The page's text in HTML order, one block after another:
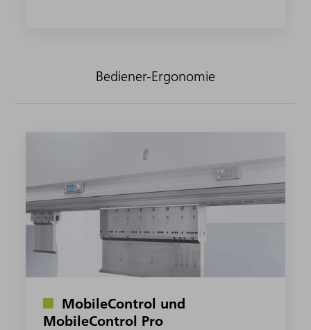
Bediener-Ergonomie
MobileControl und
MobileControl Pro